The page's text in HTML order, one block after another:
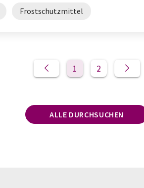
Frostschutzmittel
1 2
ALLE DURCHSUCHEN